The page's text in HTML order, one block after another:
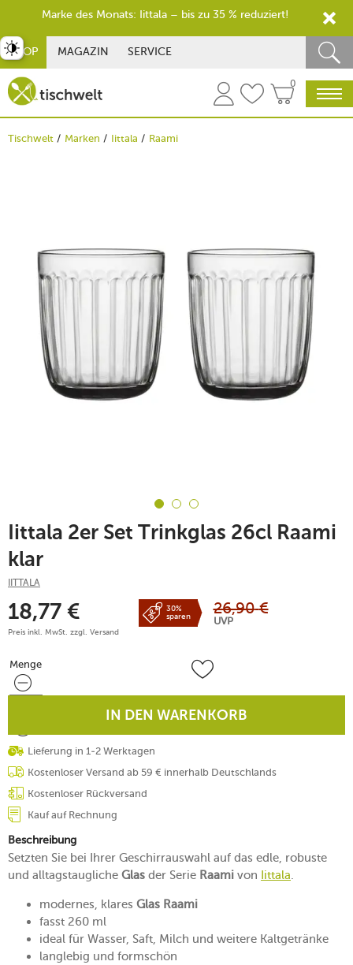
SHOP MAGAZIN SERVICE
0
Tischwelt Marken Iittala Raami
Iittala 2er Set Trinkglas 26cl Raami
klar
IITTALA
18,77 €
Preis inkl. MwSt. zzgl. Versand
30%
sparen
26,90 €
UVP
Menge
Menge
IN DEN WARENKORB
Lieferung in 1-2 Werktagen
Kostenloser Versand ab 59 € innerhalb Deutschlands
Kostenloser Rückversand
Kauf auf Rechnung
Beschreibung
Setzten Sie bei Ihrer Geschirrauswahl auf das edle, robuste
und alltagstaugliche Glas der Serie Raami von Iittala.
modernes, klares Glas Raami
fasst 260 ml
ideal für Wasser, Saft, Milch und weitere Kaltgetränke
langlebig und formschön
umschalten
Marke des Monats: Iittala – bis zu 35 % reduziert!